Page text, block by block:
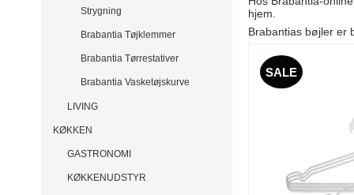
Strygning
Brabantia Tøjklemmer
Brabantia Tørrestativer
Brabantia Vasketøjskurve
LIVING
KØKKEN
GASTRONOMI
KØKKENUDSTYR
hjem.
Brabantias bøjler er
SALE